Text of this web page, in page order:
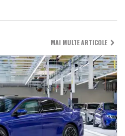
MAI MULTE ARTICOLE